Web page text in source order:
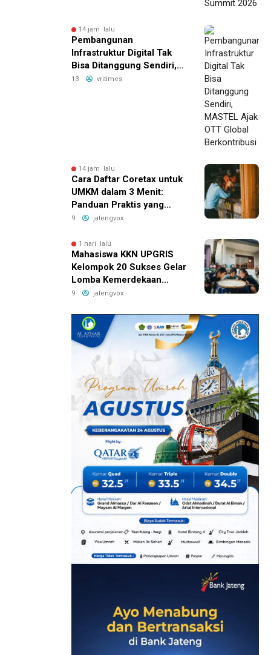
14 jam lalu
Pembangunan
Infrastruktur Digital Tak
Bisa Ditanggung Sendiri,
MASTEL Ajak OTT Global
13 vritimes
14 jam lalu
Cara Daftar Coretax untuk
UMKM dalam 3 Menit:
Panduan Praktis yang
Bikin Bisnis Anda Lebih
9 jatengvox
1 hari lalu
Mahasiswa KKN UPGRIS
Kelompok 20 Sukses Gelar
Lomba Kemerdekaan
Penuh Ceria di Kranggan
9 jatengvox